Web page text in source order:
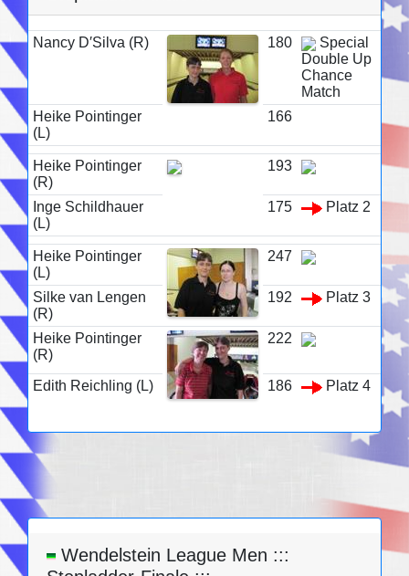
Nancy D′Silva (R) 180
Special
Double Up
Chance
Match
Heike Pointinger
(L)
166
Heike Pointinger
(R)
193
Inge Schildhauer
(L)
175 Platz 2
Heike Pointinger
(L)
247
Silke van Lengen
(R)
192 Platz 3
Heike Pointinger
(R)
222
Edith Reichling (L) 186 Platz 4
Wendelstein League Men :::